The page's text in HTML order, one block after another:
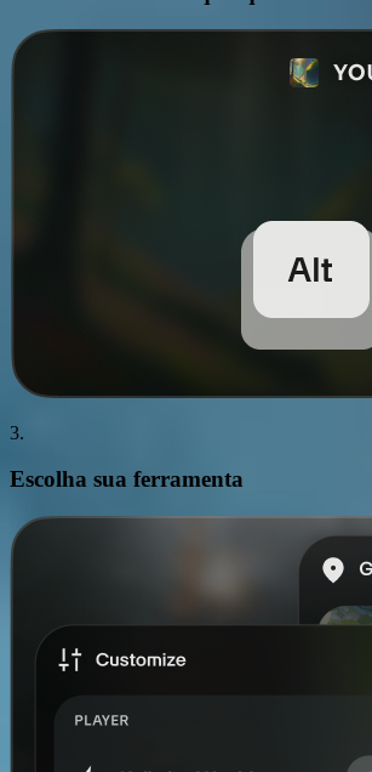
3.
Escolha sua ferramenta